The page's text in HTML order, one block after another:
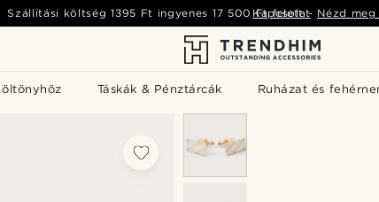
Táskák & Pénztárcák Ruházat és
Szállítási költség1395 Ft ingyenes 17 500 Ft felett- Nézd
Kapcsolat